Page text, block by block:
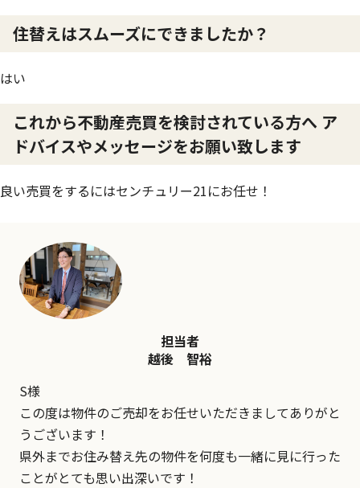
住替えはスムーズにできましたか？
はい
これから不動産売買を検討されている方へ ア
ドバイスやメッセージをお願い致します
良い売買をするにはセンチュリー21にお任せ！
担当者
越後 智裕
S様
この度は物件のご売却をお任せいただきましてありがと
うございます！
県外までお住み替え先の物件を何度も一緒に見に行った
ことがとても思い出深いです！